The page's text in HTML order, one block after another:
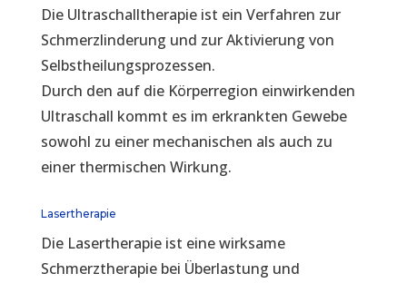
Die Ultraschalltherapie ist ein Verfahren zur
Schmerzlinderung und zur Aktivierung von
Selbstheilungsprozessen.
Durch den auf die Körperregion einwirkenden
Ultraschall kommt es im erkrankten Gewebe
sowohl zu einer mechanischen als auch zu
einer thermischen Wirkung.
Lasertherapie
Die Lasertherapie ist eine wirksame
Schmerztherapie bei Überlastung und